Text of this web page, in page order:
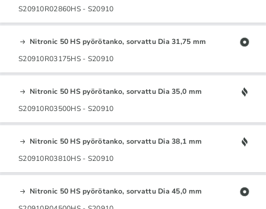
S20910R02860HS - S20910
Nitronic 50 HS pyörötanko, sorvattu Dia 31,75 mm
S20910R03175HS - S20910
Nitronic 50 HS pyörötanko, sorvattu Dia 35,0 mm
S20910R03500HS - S20910
Nitronic 50 HS pyörötanko, sorvattu Dia 38,1 mm
S20910R03810HS - S20910
Nitronic 50 HS pyörötanko, sorvattu Dia 45,0 mm